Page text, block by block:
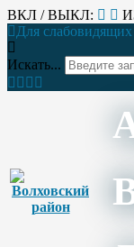
ВКЛ / ВЫКЛ:
Для слабовидящих
Искать...